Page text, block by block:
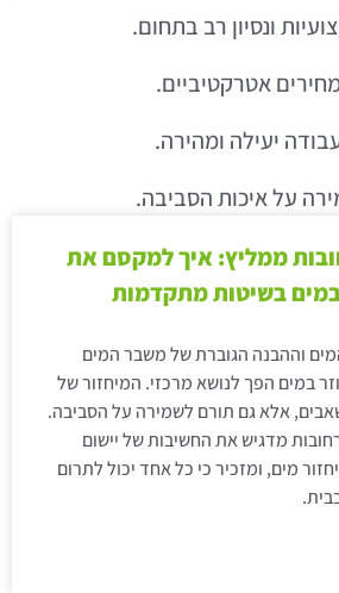
ונסיון רב בתחום.
אטרקטיביים.
יעילה ומהירה.
על איכות הסביבה.
ממליץ: איך למקסם את
בשיטות מתקדמות
וההבנה הגוברת של משבר המים
במים הפך לנושא מרכזי. המיחזור של
אלא גם תורם לשמירה על הסביבה.
מדגיש את החשיבות של יישום
מים, ומזכיר כי כל אחד יכול לתרום